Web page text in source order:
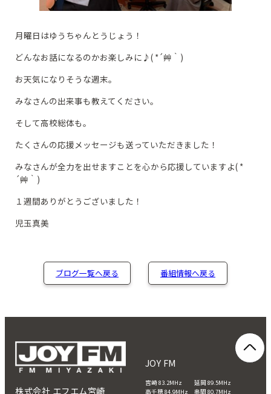
月曜日はゆうちゃんとうじょう！
どんなお話になるのかお楽しみに♪( *´艸｀)
お天気になりそうな週末。
みなさんの出来事も教えてください。
そして高校総体も。
たくさんの応援メッセージも送っていただきました！
みなさんが全力を出せますことを心から応援していますよ( *
´艸｀)
１週間ありがとうございました！
児玉真美
ブログ一覧へ戻る 番組情報へ戻る
株式会社 エフエム宮崎
JOY FM
宮崎 83.2MHz 延岡 89.5MHz
高千穂 84.9MHz 串間 80.7MHz